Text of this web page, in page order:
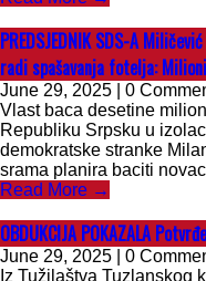
PREDSJEDNIK SDS-A
radi spašavanja fotelja:
June 29, 2025 | 0
Vlast baca desetine
Republiku Srpsku u
demokratske stranke
srama planira baciti
Read More →
OBDUKCIJA POKAZALA
June 29, 2025 | 0
Iz Tužilaštva Tuzlanskog